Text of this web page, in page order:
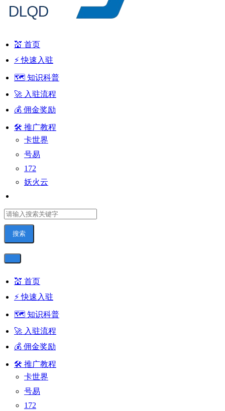
💒 首页
⚡ 快速入驻
🗺️ 知识科普
🚀 入驻流程
💰 佣金奖励
🛠 推广教程
卡世界
号易
172
妖火云
搜索
💒 首页
⚡ 快速入驻
🗺️ 知识科普
🚀 入驻流程
💰 佣金奖励
🛠 推广教程
卡世界
号易
172